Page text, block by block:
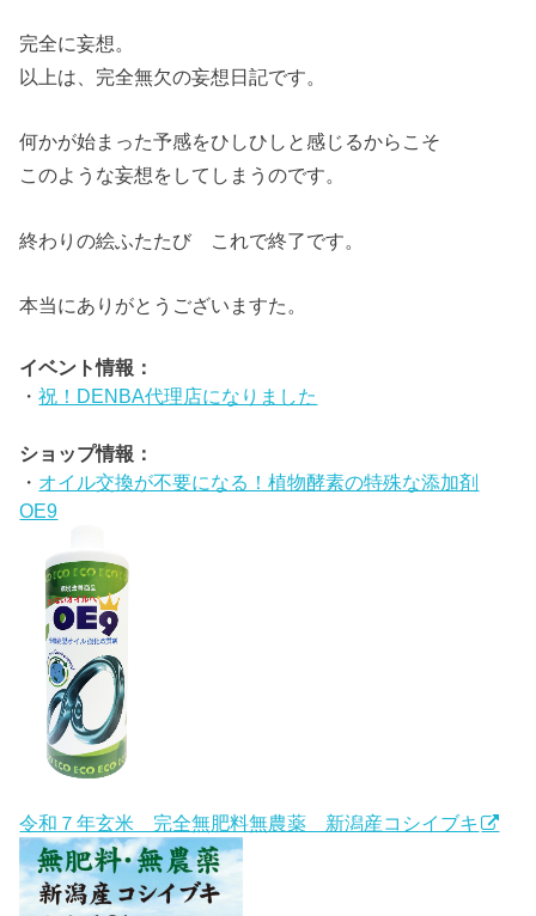
完全に妄想。
以上は、完全無欠の妄想日記です。
何かが始まった予感をひしひしと感じるからこそ
このような妄想をしてしまうのです。
終わりの絵ふたたび これで終了です。
本当にありがとうございますた。
イベント情報：
・祝！DENBA代理店になりました
ショップ情報：
・ オイル交換が不要になる！植物酵素の特殊な添加剤
OE9
令和７年玄米 完全無肥料無農薬 新潟産コシイブキ